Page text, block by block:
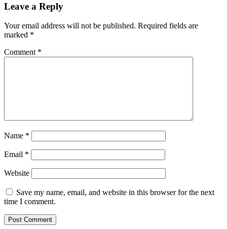
Leave a Reply
Your email address will not be published. Required fields are
marked *
Comment *
Name *
Email *
Website
Save my name, email, and website in this browser for the next
time I comment.